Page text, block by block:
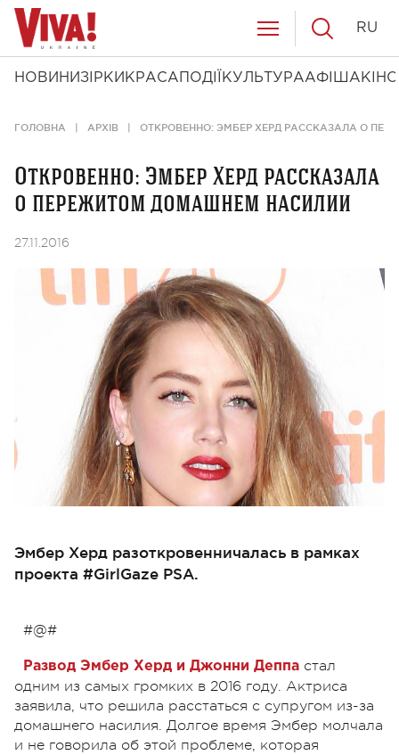
НОВИНИ ЗІРКИ КРАСА ПОДІЇ КУЛЬТУРААФІША КІНО
RU
ГОЛОВНА АРХІВ ОТКРОВЕННО: ЭМБЕР ХЕРД РАССКАЗАЛА О
Откровенно: Эмбер Херд рассказала
о пережитом домашнем насилии
27.11.2016
Эмбер Херд разоткровенничалась в рамках
проекта #GirlGaze PSA.
#@#
Развод Эмбер Херд и Джонни Деппа стал
одним из самых громких в 2016 году. Актриса
заявила, что решила расстаться с супругом из-за
домашнего насилия. Долгое время Эмбер молчала
и не говорила об этой проблеме, которая